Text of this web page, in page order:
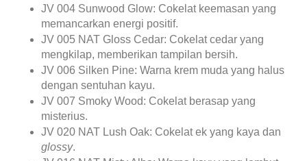
JV 004 Sunwood Glow: Cokelat keemasan yang
memancarkan energi positif.
JV 005 NAT Gloss Cedar: Cokelat cedar yang
mengkilap, memberikan tampilan bersih.
JV 006 Silken Pine: Warna krem muda yang halus
dengan sentuhan kayu.
JV 007 Smoky Wood: Cokelat berasap yang
misterius.
JV 020 NAT Lush Oak:
glossy.